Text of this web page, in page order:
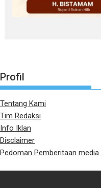
Profil
Tentang Kami
Tim Redaksi
Info Iklan
Disclaimer
Pedoman Pemberitaan media